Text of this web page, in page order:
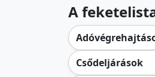
A
Csődeljárások